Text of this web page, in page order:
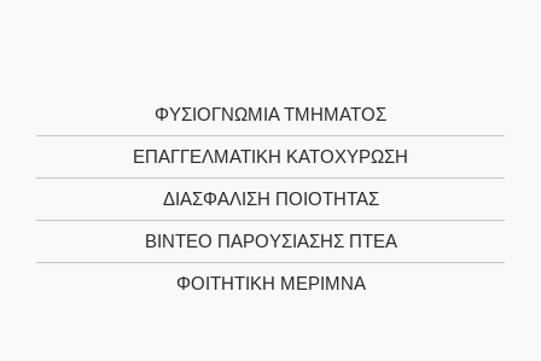
ΦΥΣΙΟΓΝΩΜΊΑ ΤΜΉΜΑΤΟΣ
ΕΠΑΓΓΕΛΜΑΤΙΚΉ ΚΑΤΟΧΎΡΩΣΗ
ΔΙΑΣΦΆΛΙΣΗ ΠΟΙΌΤΗΤΑΣ
ΒΊΝΤΕΟ ΠΑΡΟΥΣΊΑΣΗΣ ΠΤΕΑ
ΦΟΙΤΗΤΙΚΉ ΜΈΡΙΜΝΑ